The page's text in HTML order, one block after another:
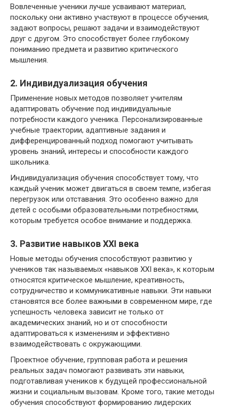
Вовлеченные ученики лучше усваивают материал,
поскольку они активно участвуют в процессе обучения,
задают вопросы, решают задачи и взаимодействуют
друг с другом. Это способствует более глубокому
пониманию предмета и развитию критического
мышления.
2. Индивидуализация обучения
Применение новых методов позволяет учителям
адаптировать обучение под индивидуальные
потребности каждого ученика. Персонализированные
учебные траектории, адаптивные задания и
дифференцированный подход помогают учитывать
уровень знаний, интересы и способности каждого
школьника.
Индивидуализация обучения способствует тому, что
каждый ученик может двигаться в своем темпе, избегая
перегрузок или отставания. Это особенно важно для
детей с особыми образовательными потребностями,
которым требуется особое внимание и поддержка.
3. Развитие навыков XXI века
Новые методы обучения способствуют развитию у
учеников так называемых «навыков XXI века», к которым
относятся критическое мышление, креативность,
сотрудничество и коммуникативные навыки. Эти навыки
становятся все более важными в современном мире, где
успешность человека зависит не только от
академических знаний, но и от способности
адаптироваться к изменениям и эффективно
взаимодействовать с окружающими.
Проектное обучение, групповая работа и решения
реальных задач помогают развивать эти навыки,
подготавливая учеников к будущей профессиональной
жизни и социальным вызовам. Кроме того, такие методы
обучения способствуют формированию лидерских